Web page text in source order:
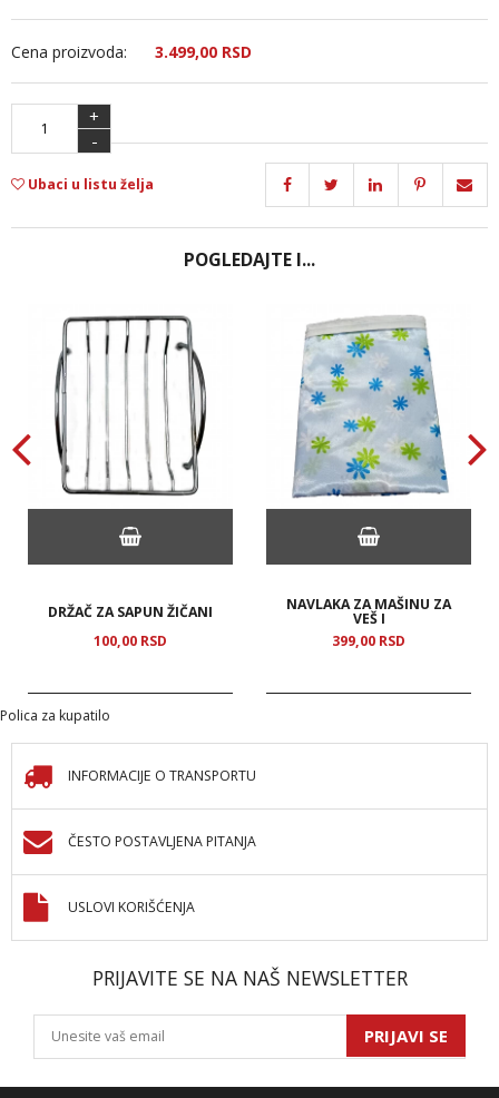
Cena proizvoda: 3.499,00 RSD
+
-
Ubaci u listu želja
POGLEDAJTE I...
DRŽAČ ZA SAPUN ŽIČANI
100,00 RSD
NAVLAKA ZA MAŠINU ZA
VEŠ I
399,00 RSD
Polica za kupatilo
INFORMACIJE O TRANSPORTU
ČESTO POSTAVLJENA PITANJA
USLOVI KORIŠĆENJA
PRIJAVITE SE NA NAŠ NEWSLETTER
PRIJAVI SE